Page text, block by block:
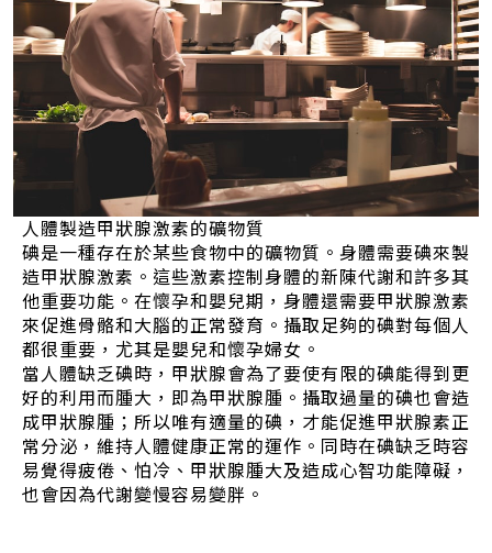
人體製造甲狀腺激素的礦物質
碘是一種存在於某些食物中的礦物質。身體需要碘來製
造甲狀腺激素。這些激素控制身體的新陳代謝和許多其
他重要功能。在懷孕和嬰兒期，身體還需要甲狀腺激素
來促進骨骼和大腦的正常發育。攝取足夠的碘對每個人
都很重要，尤其是嬰兒和懷孕婦女。
當人體缺乏碘時，甲狀腺會為了要使有限的碘能得到更
好的利用而腫大，即為甲狀腺腫。攝取過量的碘也會造
成甲狀腺腫；所以唯有適量的碘，才能促進甲狀腺素正
常分泌，維持人體健康正常的運作。同時在碘缺乏時容
易覺得疲倦、怕冷、甲狀腺腫大及造成心智功能障礙，
也會因為代謝變慢容易變胖。